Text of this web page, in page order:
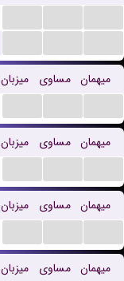
میزبان مساوی میهمان
میزبان مساوی میهمان
میزبان مساوی میهمان
میزبان مساوی میهمان